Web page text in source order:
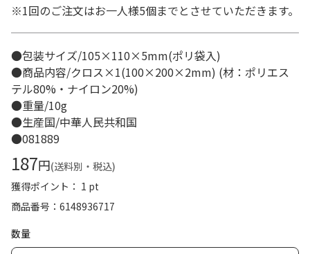
※1回のご注文はお一人様5個までとさせていただきます。
●包装サイズ/105×110×5mm(ポリ袋入)
●商品内容/クロス×1(100×200×2mm) (材：ポリエス
テル80%・ナイロン20%)
●重量/10g
●生産国/中華人民共和国
●081889
187円(送料別・税込)
獲得ポイント： 1 pt
商品番号
6148936717
数量